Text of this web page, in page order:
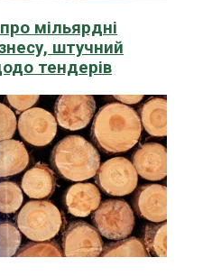
мільярдні
штучний
тендерів